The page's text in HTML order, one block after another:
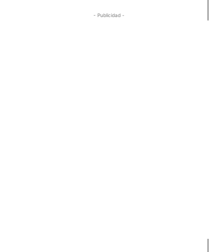
- Publicidad -